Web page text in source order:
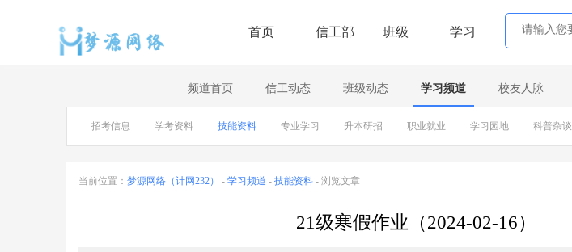
首页 信工部 班级 学习
频道首页 信工动态 班级动态 学习频道 校友人脉
招考信息 学考资料 技能资料 专业学习 升本研招 职业就业 学习园地 科普杂谈
当前位置： 梦源网络（计网232） - 学习频道 - 技能资料 - 浏览文章
21级寒假作业（2024-02-16）